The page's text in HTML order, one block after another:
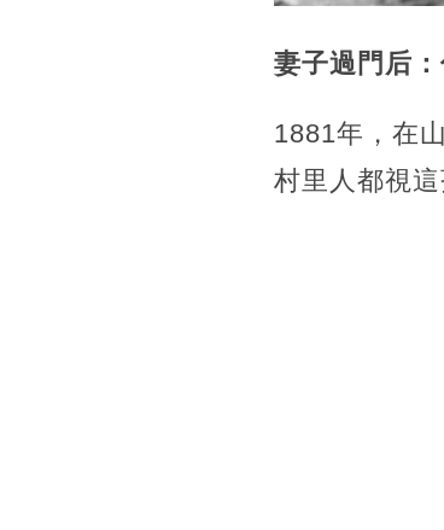
妻子過門后
1881年，在
村里人都視